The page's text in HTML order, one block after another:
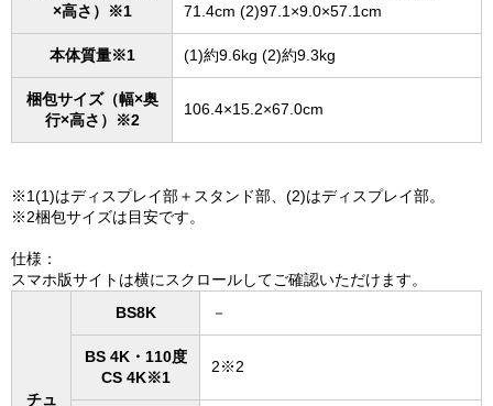
×高さ）※1
71.4cm (2)97.1×9.0×57.1cm
本体質量※1 (1)約9.6kg (2)約9.3kg
梱包サイズ（幅×奥
行×高さ）※2
106.4×15.2×67.0cm
※1(1)はディスプレイ部＋スタンド部、(2)はディスプレイ部。
※2梱包サイズは目安です。
仕様：
スマホ版サイトは横にスクロールしてご確認いただけます。
チュ
BS8K －
BS 4K・110度
CS 4K※1
2※2